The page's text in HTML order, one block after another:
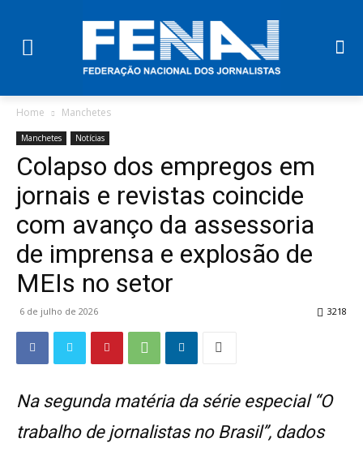
Home Manchetes
Manchetes Notícias
Colapso dos empregos em
jornais e revistas coincide
com avanço da assessoria
de imprensa e explosão de
MEIs no setor
6 de julho de 2026 3218
Na segunda matéria da série especial “O
trabalho de jornalistas no Brasil”, dados